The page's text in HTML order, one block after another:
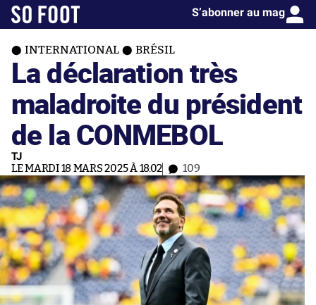
S’abonner au mag
INTERNATIONAL BRÉSIL
La déclaration très
maladroite du président
de la CONMEBOL
TJ
LE MARDI 18 MARS 2025 À 18:02 109